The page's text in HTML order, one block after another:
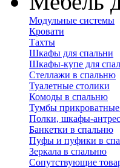
Модульные системы
Кровати
Тахты
Шкафы для спальни
Шкафы-купе для
Стеллажи в спальню
Туалетные столики
Комоды в спальню
Тумбы
Полки, шкафы-
Банкетки в спальню
Пуфы и пуфики в
Зеркала в спальню
Сопутствующие